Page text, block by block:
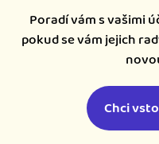
Poradí vám s vašimi
pokud se vám jejich
Chci